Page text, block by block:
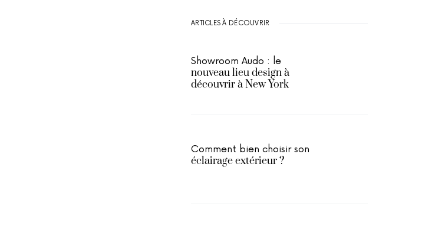
ARTICLES À DÉCOUVRIR
Showroom Audo : le
nouveau lieu design à
découvrir à New York
Comment bien choisir son
éclairage extérieur ?